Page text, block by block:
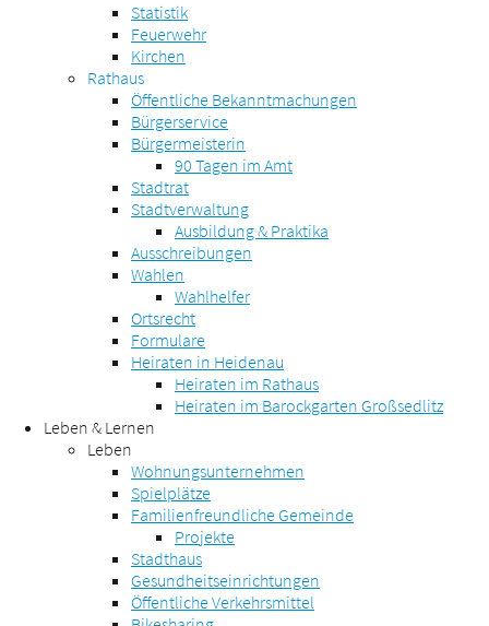
Statistik
Feuerwehr
Kirchen
Rathaus
Öffentliche Bekanntmachungen
Bürgerservice
Bürgermeisterin
90 Tagen im Amt
Stadtrat
Stadtverwaltung
Ausbildung & Praktika
Ausschreibungen
Wahlen
Wahlhelfer
Ortsrecht
Formulare
Heiraten in Heidenau
Heiraten im Rathaus
Heiraten im Barockgarten Großsedlitz
Leben & Lernen
Leben
Wohnungsunternehmen
Spielplätze
Familienfreundliche Gemeinde
Projekte
Stadthaus
Gesundheitseinrichtungen
Öffentliche Verkehrsmittel